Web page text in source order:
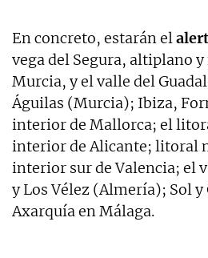
En concreto, estarán el
vega del Segura, altiplano y
Murcia, y el valle del
Águilas (Murcia); Ibiza,
interior de Mallorca; el
interior de Alicante; litoral
interior sur de Valencia; el
y Los Vélez (Almería); Sol y
Axarquía en Málaga.